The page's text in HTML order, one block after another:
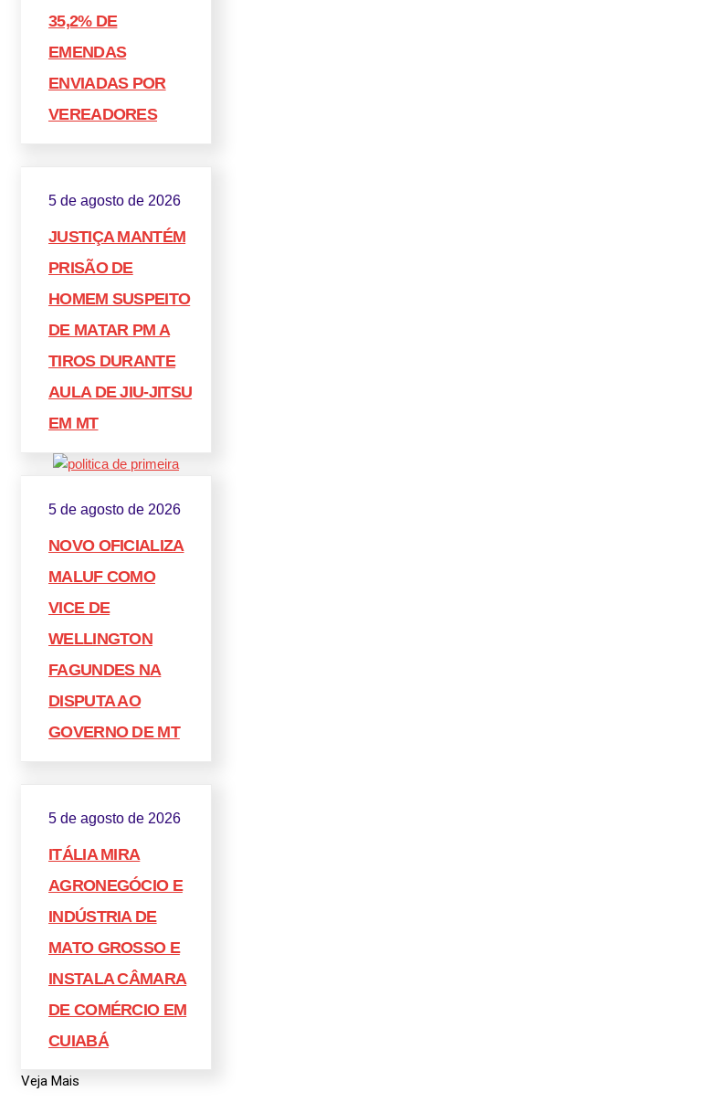
35,2% DE
EMENDAS
ENVIADAS POR
VEREADORES
5 de agosto de 2026
JUSTIÇA MANTÉM
PRISÃO DE
HOMEM SUSPEITO
DE MATAR PM A
TIROS DURANTE
AULA DE JIU-JITSU
EM MT
5 de agosto de 2026
NOVO OFICIALIZA
MALUF COMO
VICE DE
WELLINGTON
FAGUNDES NA
DISPUTA AO
GOVERNO DE MT
5 de agosto de 2026
ITÁLIA MIRA
AGRONEGÓCIO E
INDÚSTRIA DE
MATO GROSSO E
INSTALA CÂMARA
DE COMÉRCIO EM
CUIABÁ
Veja Mais